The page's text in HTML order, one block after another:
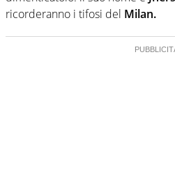
ricorderanno i tifosi del Milan.